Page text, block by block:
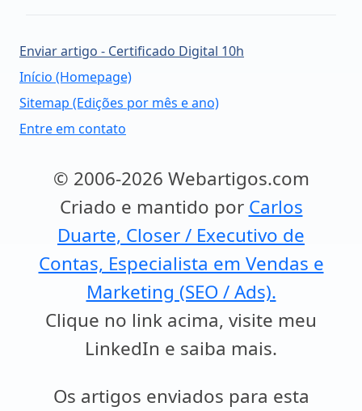
Enviar artigo - Certificado Digital 10h
Início (Homepage)
Sitemap (Edições por mês e ano)
Entre em contato
© 2006-2026 Webartigos.com
Criado e mantido por Carlos
Duarte, Closer / Executivo de
Contas, Especialista em Vendas e
Marketing (SEO / Ads).
Clique no link acima, visite meu
LinkedIn e saiba mais.
Os artigos enviados para esta